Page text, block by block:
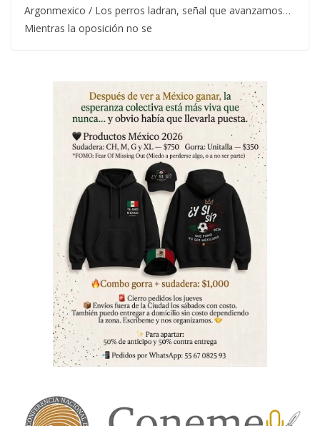
Argonmexico / Los perros ladran, señal que avanzamos…
Mientras la oposición no se